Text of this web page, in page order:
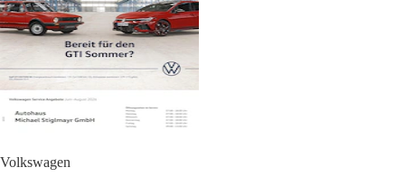
Volkswagen